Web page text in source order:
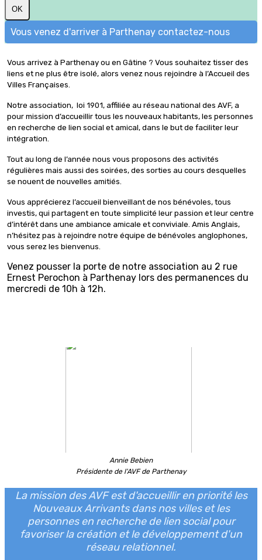
OK
Vous venez d'arriver à Parthenay contactez-nous
Vous arrivez à Parthenay ou en Gâtine ? Vous souhaitez tisser des
liens et ne plus être isolé, alors venez nous rejoindre à l’Accueil des
Villes Françaises.
Notre association, loi 1901, affiliée au réseau national des AVF, a
pour mission d’accueillir tous les nouveaux habitants, les personnes
en recherche de lien social et amical, dans le but de faciliter leur
intégration.
Tout au long de l’année nous vous proposons des activités
régulières mais aussi des soirées, des sorties au cours desquelles
se nouent de nouvelles amitiés.
Vous apprécierez l’accueil bienveillant de nos bénévoles, tous
investis, qui partagent en toute simplicité leur passion et leur centre
d’intérêt dans une ambiance amicale et conviviale. Amis Anglais,
n’hésitez pas à rejoindre notre équipe de bénévoles anglophones,
vous serez les bienvenus.
Venez pousser la porte de notre association au 2 rue
Ernest Perochon à Parthenay lors des permanences du
mercredi de 10h à 12h.
Annie Bebien
Présidente de l'AVF de Parthenay
La mission des AVF est d'accueillir en priorité les
Nouveaux Arrivants dans nos villes et les
personnes en recherche de lien social pour
favoriser la création et le développement d'un
réseau relationnel.